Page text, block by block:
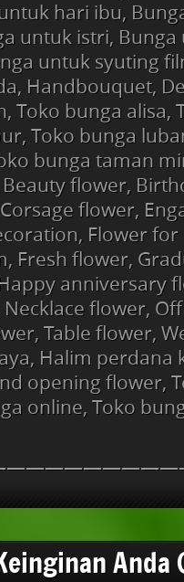
hari ibu,
untuk istri, Bunga
untuk syuting
Handbouquet,
Toko bunga alisa,
Toko bunga
bunga taman
flower,
flower,
Flower for
Fresh flower,
anniversary
flower,
Table flower,
Halim perdana
opening flower,
online, Toko
Anda